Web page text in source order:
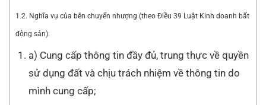
1.2. Nghĩa vụ của bên chuyển nhượng (theo Điều 39 Luật Kinh doanh bất
động sản):
a) Cung cấp thông tin đầy đủ, trung thực về quyền
sử dụng đất và chịu trách nhiệm về thông tin do
mình cung cấp;